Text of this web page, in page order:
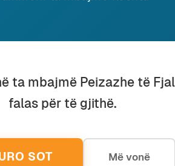
me pare”, e cila, siç ma sqaron
tani,vihet edhe në kapuç
të një firme shqiptare
ta mbajmë Peizazhe të
falas për të gjithë.
SOT Më vonë